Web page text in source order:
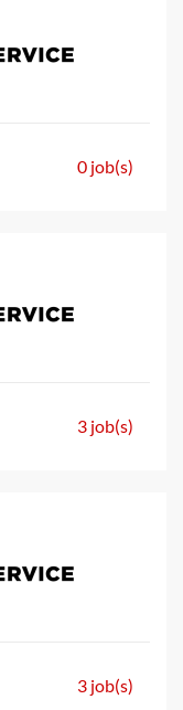
0 job(s)
3 job(s)
3 job(s)